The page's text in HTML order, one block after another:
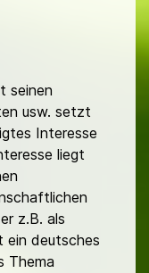
seinen
usw. setzt
Interesse
liegt
z.B. als
ein deutsches
Thema